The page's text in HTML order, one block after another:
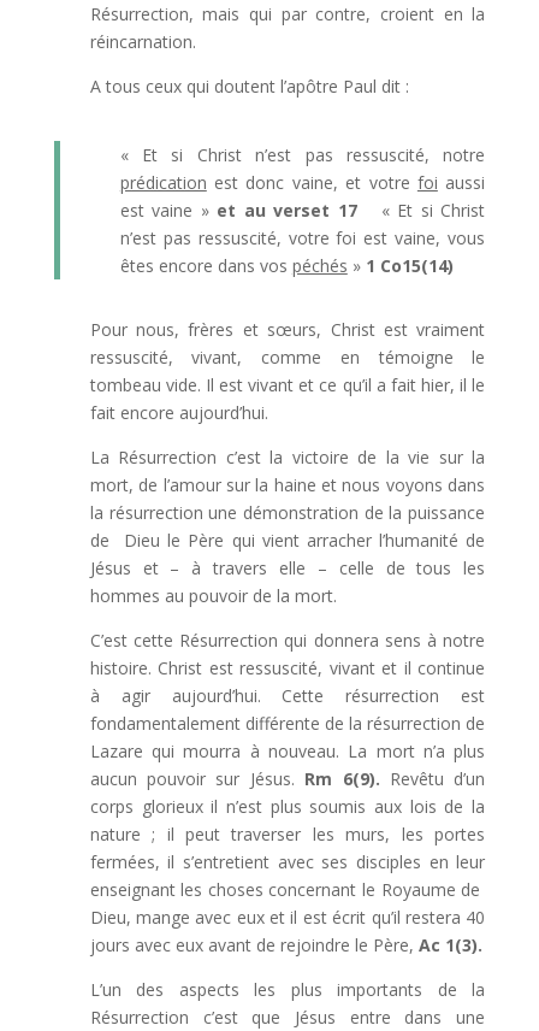
Résurrection, mais qui par contre, croient en la
réincarnation.
A tous ceux qui doutent l’apôtre Paul dit :
« Et si Christ n’est pas ressuscité, notre
prédication est donc vaine, et votre foi aussi
est vaine » et au verset 17 « Et si Christ
n’est pas ressuscité, votre foi est vaine, vous
êtes encore dans vos péchés »1 Co15(14)
Pour nous, frères et sœurs, Christ est vraiment
ressuscité, vivant, comme en témoigne le
tombeau vide. Il est vivant et ce qu’il a fait hier, il le
fait encore aujourd’hui.
La Résurrection c’est la victoire de la vie sur la
mort, de l’amour sur la haine et nous voyons dans
la résurrection une démonstration de la puissance
de Dieu le Père qui vient arracher l’humanité de
Jésus et – à travers elle – celle de tous les
hommes au pouvoir de la mort.
C’est cette Résurrection qui donnera sens à notre
histoire. Christ est ressuscité, vivant et il continue
à agir aujourd’hui. Cette résurrection est
fondamentalement différente de la résurrection de
Lazare qui mourra à nouveau. La mort n’a plus
aucun pouvoir sur Jésus. Rm 6(9). Revêtu d’un
corps glorieux il n’est plus soumis aux lois de la
nature ; il peut traverser les murs, les portes
fermées, il s’entretient avec ses disciples en leur
enseignant les choses concernant le Royaume de
Dieu, mange avec eux et il est écrit qu’il restera 40
jours avec eux avant de rejoindre le Père, Ac 1(3).
L’un des aspects les plus importants de la
Résurrection c’est que Jésus entre dans une